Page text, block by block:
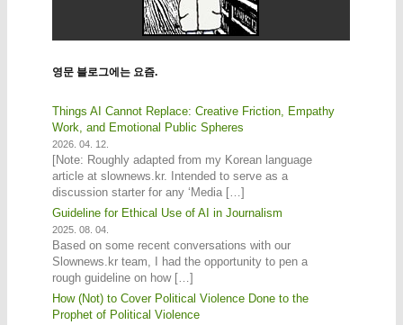
영문 블로그에는 요즘.
Things AI Cannot Replace: Creative Friction, Empathy
Work, and Emotional Public Spheres
2026. 04. 12.
[Note: Roughly adapted from my Korean language
article at slownews.kr. Intended to serve as a
discussion starter for any ‘Media […]
Guideline for Ethical Use of AI in Journalism
2025. 08. 04.
Based on some recent conversations with our
Slownews.kr team, I had the opportunity to pen a
rough guideline on how […]
How (Not) to Cover Political Violence Done to the
Prophet of Political Violence